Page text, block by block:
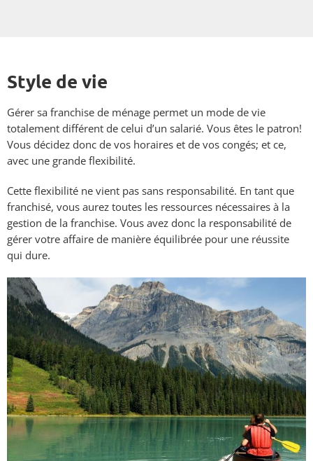
Style de vie
Gérer sa franchise de ménage permet un mode de vie
totalement différent de celui d’un salarié. Vous êtes le patron!
Vous décidez donc de vos horaires et de vos congés; et ce,
avec une grande flexibilité.
Cette flexibilité ne vient pas sans responsabilité. En tant que
franchisé, vous aurez toutes les ressources nécessaires à la
gestion de la franchise. Vous avez donc la responsabilité de
gérer votre affaire de manière équilibrée pour une réussite
qui dure.